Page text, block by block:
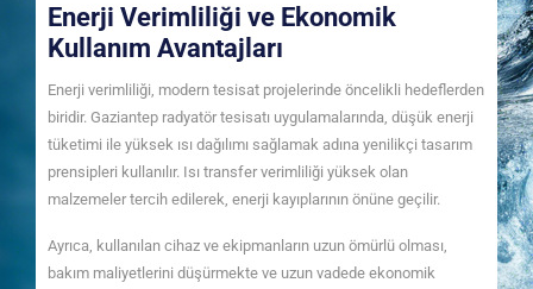
Enerji Verimliliği ve Ekonomik
Kullanım Avantajları
Enerji verimliliği, modern tesisat projelerinde öncelikli hedeflerden
biridir. Gaziantep radyatör tesisatı uygulamalarında, düşük enerji
tüketimi ile yüksek ısı dağılımı sağlamak adına yenilikçi tasarım
prensipleri kullanılır. Isı transfer verimliliği yüksek olan
malzemeler tercih edilerek, enerji kayıplarının önüne geçilir.
Ayrıca, kullanılan cihaz ve ekipmanların uzun ömürlü olması,
bakım maliyetlerini düşürmekte ve uzun vadede ekonomik